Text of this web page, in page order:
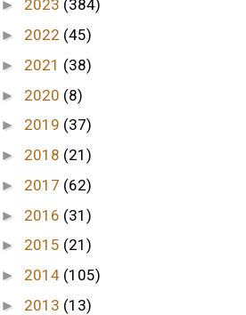
► 2023 (384)
► 2022 (45)
► 2021 (38)
► 2020 (8)
► 2019 (37)
► 2018 (21)
► 2017 (62)
► 2016 (31)
► 2015 (21)
► 2014 (105)
► 2013 (13)